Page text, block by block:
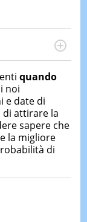
DI
IERI
Management
ottica SEO e
attraverso
quando
noi
e date di
di attirare la
sapere che
la migliore
di